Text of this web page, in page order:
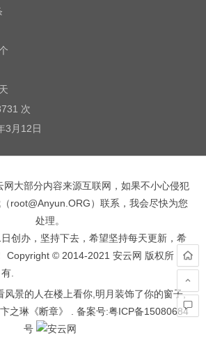
次
3月12日
网大部分内容来源互联网，如果不小心侵犯
root@Anyun.ORG）联系，我会尽快为您
处理。
创办，坚持下去，希望坚持每天更新，希
Copyright © 2014-2021 安云网 版权所
有.
风景的人在楼上看你,明月装饰了你的窗子,
之琳《断章》 . 备案号:粤ICP备15080684
号